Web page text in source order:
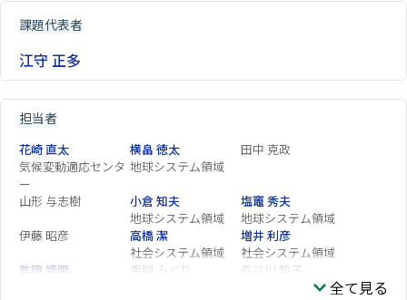
課題代表者
江守 正多
担当者
花崎 直太
気候変動適応センタ
ー
横畠 徳太
地球システム領域
田中 克政
山形 与志樹
小倉 知夫
地球システム領域
塩竈 秀夫
地球システム領域
伊藤 昭彦
高橋 潔
社会システム領域
増井 利彦
社会システム領域
肱岡 靖明
青柳 みどり 長谷川 知子
全て見る